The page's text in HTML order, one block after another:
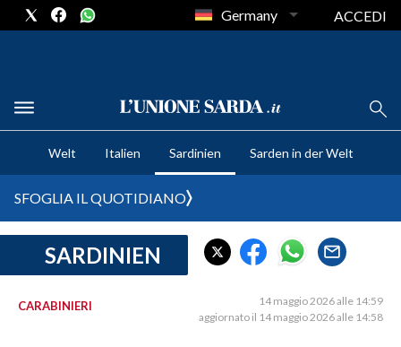
CRONACA SARDEGNA
CAGLIARI
SULCIS IGLESIENTE
MEDIO CAMPIDANO
ORISTANO E PROVINCIA
Germany ACCEDI
Welt Italien Sardinien Sarden in der Welt
SFOGLIA IL QUOTIDIANO
SARDINIEN
CARABINIERI
14 maggio 2026 alle 14:59
aggiornato il 14 maggio 2026 alle 14:58